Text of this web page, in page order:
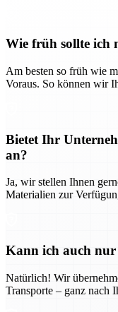
Wie früh sollte ich
Am besten so früh wie
Voraus. So können wir
Bietet Ihr
an?
Ja, wir stellen Ihnen
Materialien zur
Kann ich auch nur
Natürlich! Wir
Transporte – ganz nach